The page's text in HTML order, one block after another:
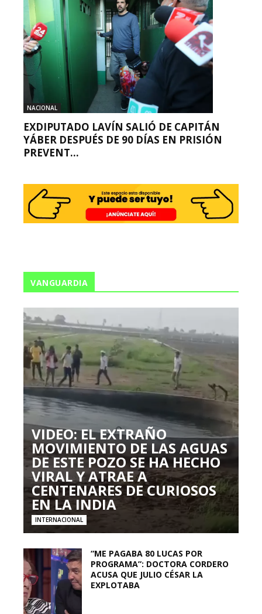
NACIONAL
EXDIPUTADO LAVÍN SALIÓ DE CAPITÁN
YÁBER DESPUÉS DE 90 DÍAS EN PRISIÓN
PREVENT...
VANGUARDIA
VIDEO: EL EXTRAÑO
MOVIMIENTO DE LAS AGUAS
DE ESTE POZO SE HA HECHO
VIRAL Y ATRAE A
CENTENARES DE CURIOSOS
EN LA INDIA
INTERNACIONAL
“ME PAGABA 80 LUCAS POR
PROGRAMA”: DOCTORA CORDERO
ACUSA QUE JULIO CÉSAR LA
EXPLOTABA